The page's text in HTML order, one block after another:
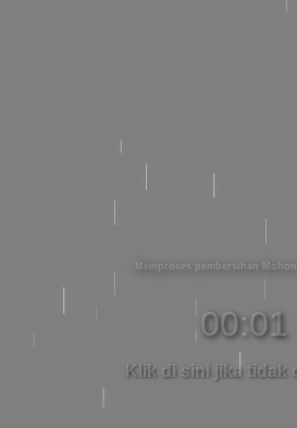
Memproses pembersihan Mohon
00:01
Klik di sini jika tidak